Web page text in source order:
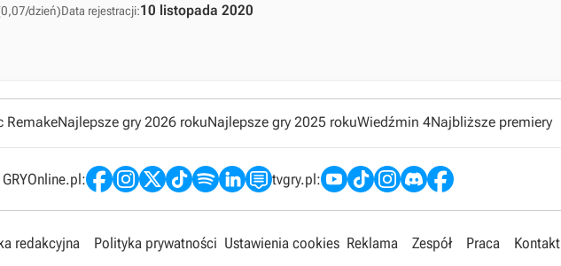
dzień)Data rejestracji:10 listopada 2020
RemakeNajlepsze gry 2026 rokuNajlepsze gry 2025 rokuWiedźmin 4Najbliższe premiery
GRYOnline.pl: tvgry.pl:
redakcyjna Polityka prywatności Ustawienia cookies Reklama Zespół Praca Kontakt